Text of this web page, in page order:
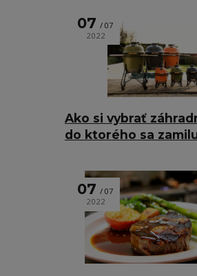
Ako si vybrať
do ktorého sa
07
07
2022
07
07
2022